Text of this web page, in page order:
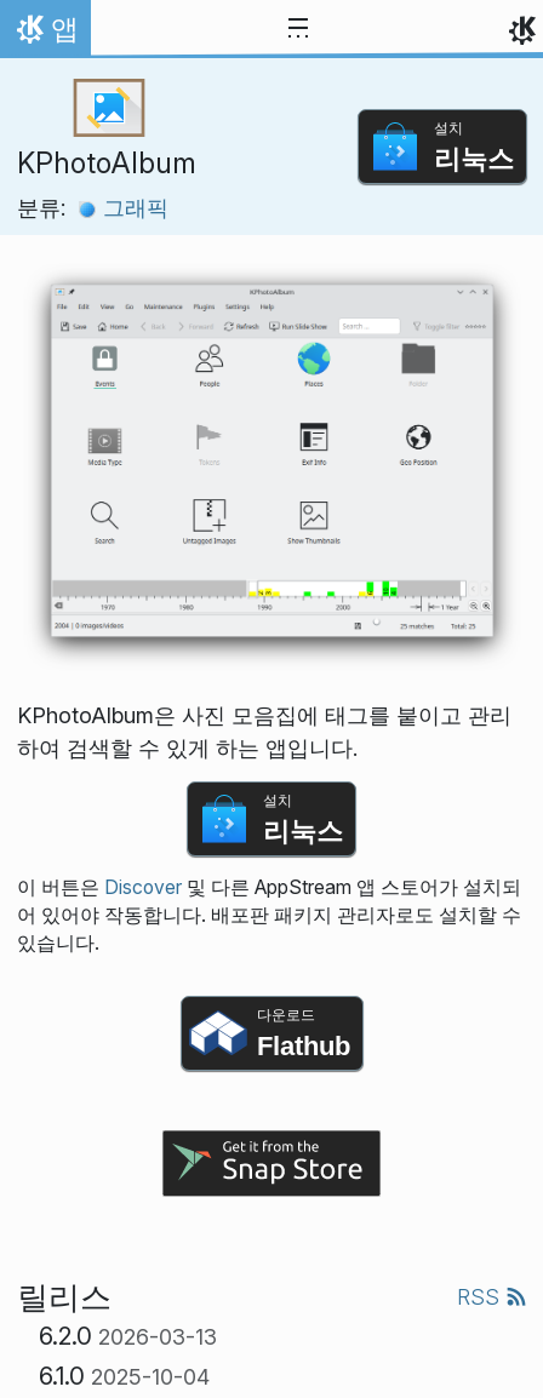
내용으로 이동
홈
앱
KPhotoAlbum
분류: 그래픽
설치
리눅스
KPhotoAlbum은 사진 모음집에 태그를 붙이고 관리
하여 검색할 수 있게 하는 앱입니다.
설치
리눅스
이 버튼은 Discover및 다른 AppStream 앱 스토어가 설치되
어 있어야 작동합니다. 배포판 패키지 관리자로도 설치할 수
있습니다.
다운로드
Flathub
릴리스 RSS
6.2.0 2026-03-13
6.1.0 2025-10-04